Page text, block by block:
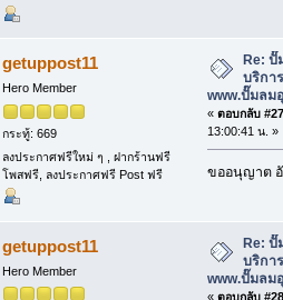
getuppost11
Hero Member
กระทู้: 669
ลงประกาศฟรีใหม่ ๆ , ฝากร้านฟรี
โพสฟรี, ลงประกาศฟรี Post ฟรี
Re:
บริกา
www.ปั๊มลม
« ตอบกลับ
13:00:41 น. »
ขออนุญาต
getuppost11
Hero Member
Re: ปั๊
บริกา
www.ปั๊มลม
« ตอบกลับ